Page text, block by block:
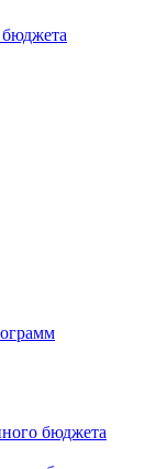
бюджета